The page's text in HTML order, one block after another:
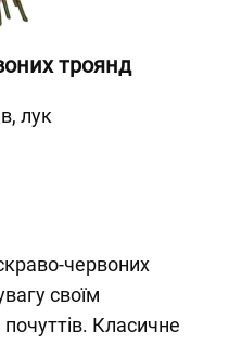
троянд
лук
червоних
своїм
Класичне